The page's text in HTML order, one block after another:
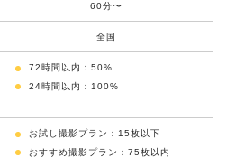
60分〜
全国
72時間以内：50%
24時間以内：100%
お試し撮影プラン：15枚以下
おすすめ撮影プラン：75枚以内